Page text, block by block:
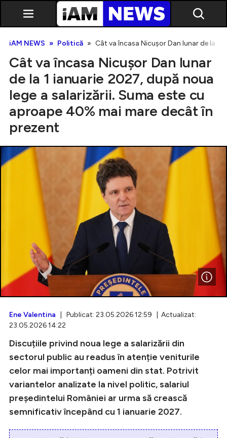
Exclusiv
Intră în cont
Creează cont
iAM NEWS Politică Cât va încasa Nicușor Dan lunar de la 1
Cât va încasa Nicușor Dan lunar
de la 1 ianuarie 2027, după noua
lege a salarizării. Suma este cu
aproape 40% mai mare decât în
prezent
Ene Valentina | Publicat: 23.05.2026 12:59 | Actualizat:
23.05.2026 14:22
Discuțiile privind noua lege a salarizării din
sectorul public au readus în atenție veniturile
celor mai importanți oameni din stat. Potrivit
variantelor analizate la nivel politic, salariul
președintelui României ar urma să crească
semnificativ începând cu 1 ianuarie 2027.